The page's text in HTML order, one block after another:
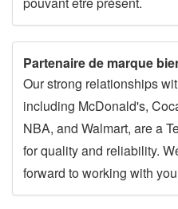
Partenaire de marque
Our strong relationships
including McDonald's,
NBA, and Walmart, are a
for quality and reliability.
forward to working with